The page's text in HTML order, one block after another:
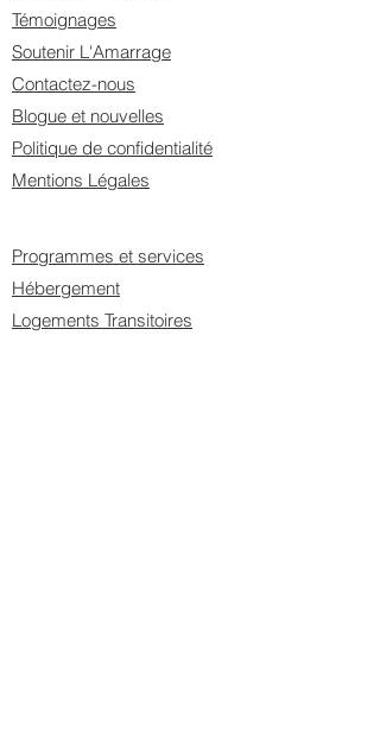
Témoignages
Soutenir L'Amarrage
Contactez-nous
Blogue et nouvelles
Politique de confidentialité
Mentions Légales
Programmes et services
Hébergement
Logements Transitoires